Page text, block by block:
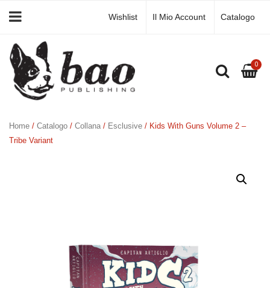
Wishlist Il Mio Account Catalogo
0
Home / Catalogo / Collana / Esclusive / Kids With Guns Volume 2 –
Tribe Variant